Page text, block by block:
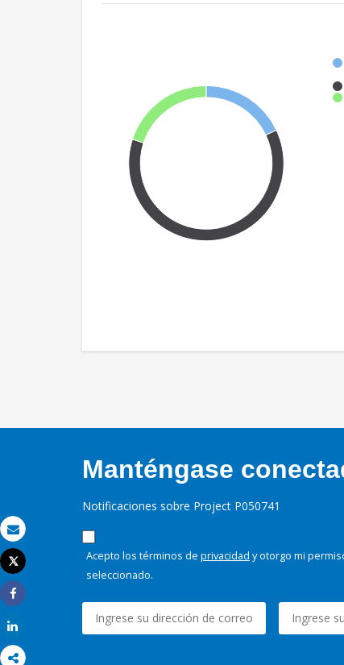
Correo electrónico
Imprimir
Tweet
Share
Manténgase
Notificaciones sobre Project P050741
Acepto los términos de privacidad y otorgo mi
seleccionado.